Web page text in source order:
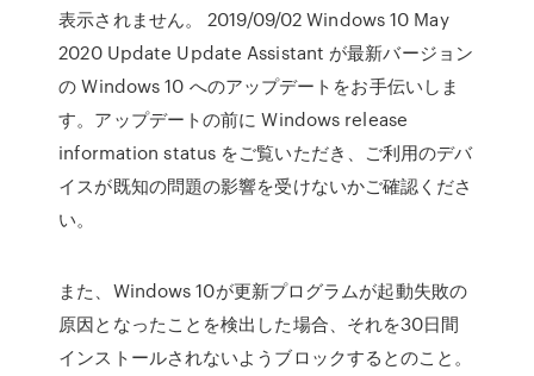
表示されません。 2019/09/02 Windows 10 May
2020 Update Update Assistant が最新バージョン
の Windows 10 へのアップデートをお手伝いしま
す。アップデートの前に Windows release
information status をご覧いただき、ご利用のデバ
イスが既知の問題の影響を受けないかご確認くださ
い。
また、Windows 10が更新プログラムが起動失敗の
原因となったことを検出した場合、それを30日間
インストールされないようブロックするとのこと。